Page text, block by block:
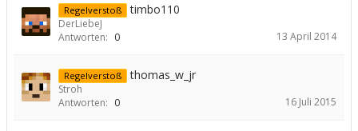
Regelverstoß timbo110
DerLiebeJ
Antworten: 0 13 April 2014
Regelverstoß thomas_w_jr
Stroh
Antworten: 0 16 Juli 2015